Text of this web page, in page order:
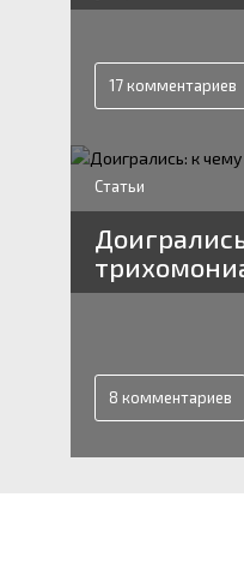
17 комментариев
Статьи
8 комментариев